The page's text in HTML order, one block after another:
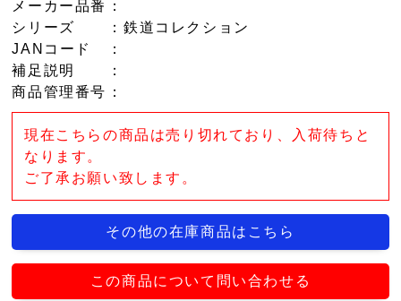
メーカー品番
：
シリーズ
：鉄道コレクション
JANコード
：
補足説明
：
商品管理番号 ：
現在こちらの商品は売り切れており、入荷待ちと
なります。
ご了承お願い致します。
その他の在庫商品はこちら
この商品について問い合わせる